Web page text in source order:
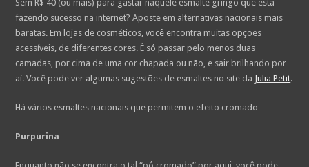
Sem R$ 40 (ou mais) para gastar naquele esmalte gringo que está
fazendo sucesso na internet? Aposte em alternativas nacionais mais
baratas. Em lojas de cosméticos, você encontra muitas opções
acessíveis, de diferentes cores. É só passar pelo menos duas
camadas, por cima de uma cor chapada ou não, e sair brilhando por
aí. Você pode ver algumas sugestões de esmaltes no site da Julia Petit.
Há vários esmaltes nacionais que permitem o efeito cromado
Purpurina